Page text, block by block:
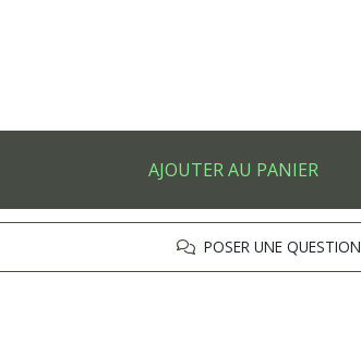
AJOUTER AU PANIER
POSER UNE QUESTION